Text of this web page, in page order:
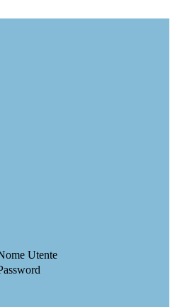
Utente